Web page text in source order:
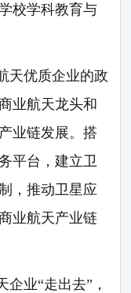
校学科教育与
天优质企业的政
业航天龙头和
业链发展。搭
平台，建立卫
，推动卫星应
业航天产业链
业“走出去”，